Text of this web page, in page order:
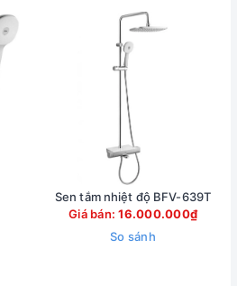
Sen tắm nhiệt độ BFV-639T
Giá bán:16.000.000₫
So sánh